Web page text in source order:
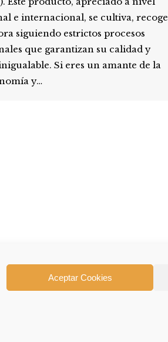
Aceptar Cookies
e internacional, se cultiva, recoge
siguiendo estrictos procesos
que garantizan su calidad y
Si eres un amante de la
y…
4 5 6